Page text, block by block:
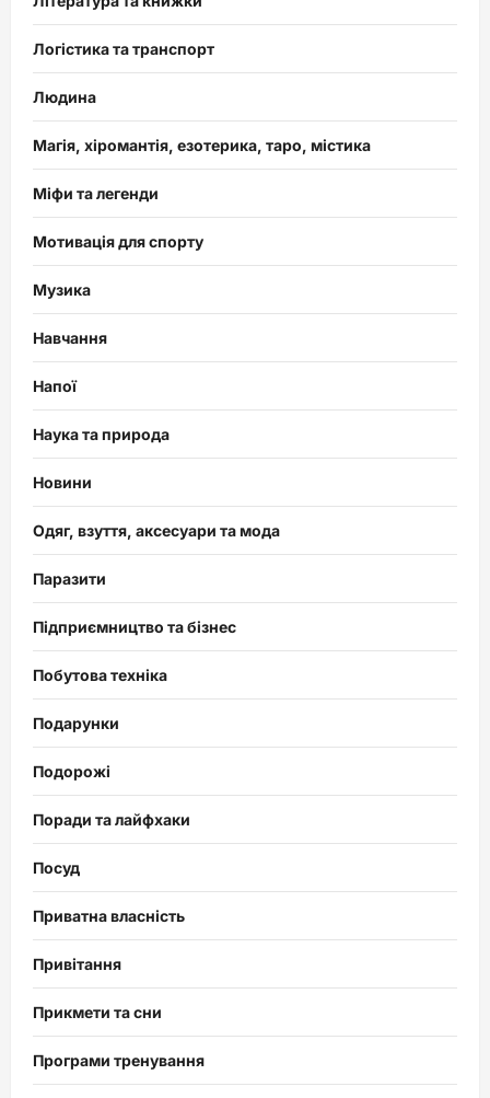
Логістика та транспорт
Людина
Магія, хіромантія, езотерика, таро, містика
Міфи та легенди
Мотивація для спорту
Музика
Навчання
Напої
Наука та природа
Новини
Одяг, взуття, аксесуари та мода
Паразити
Підприємництво та бізнес
Побутова техніка
Подарунки
Подорожі
Поради та лайфхаки
Посуд
Приватна власність
Привітання
Прикмети та сни
Програми тренування